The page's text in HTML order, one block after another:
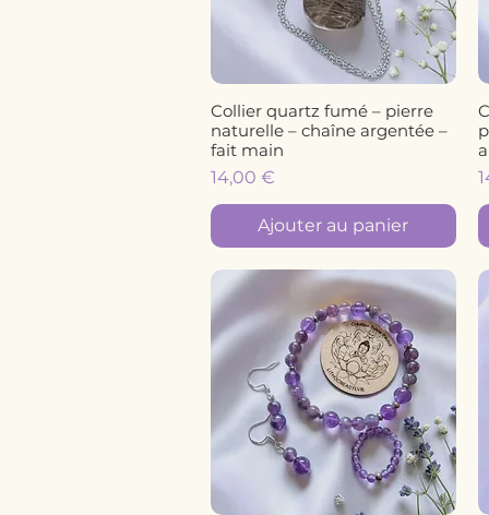
Aperçu rapide
Collier quartz fumé – pierre
naturelle – chaîne argentée –
fait main
Prix
14,00 €
Ajouter au panier